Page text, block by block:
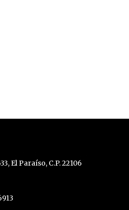
El Paraíso, C.P. 22106